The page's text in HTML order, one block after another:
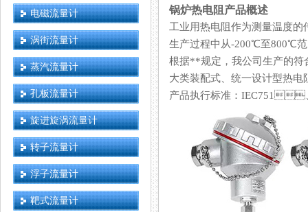
电磁流量计
涡街流量计
蒸汽流量计
孔板流量计
旋进旋涡流量计
转子流量计
浮子流量计
靶式流量计
锅炉热电阻产品概述
工业用热电阻作为测量温度的
生产过程中从-200℃至800℃范围
根据**规定，我公司生产的
大类装配式、统一设计型热电阻
产品执行标准：